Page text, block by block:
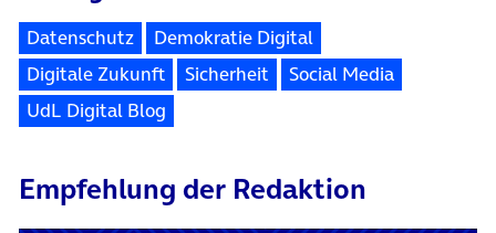
Datenschutz
Demokratie Digital
Digitale Zukunft
Sicherheit
Social Media
UdL Digital Blog
Empfehlung der Redaktion